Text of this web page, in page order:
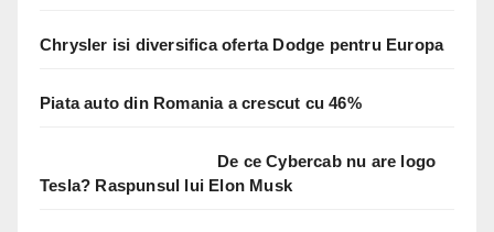
Chrysler isi diversifica oferta Dodge pentru Europa
Piata auto din Romania a crescut cu 46%
De ce Cybercab nu are logo
Tesla? Raspunsul lui Elon Musk